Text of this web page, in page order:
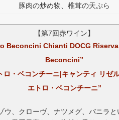
豚肉の炒め物、椎茸の天ぷら
【第7回赤ワイン】
Beconcini Chianti DOCG
Beconcini”
ロ・ベコンチーニ|キャンティ リゼ
エトロ・ベコンチーニ”
ウ、クローヴ、ナツメグ、バニラと